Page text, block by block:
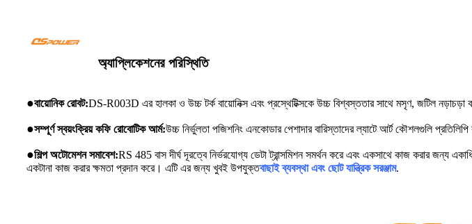
অ্যাপ্লিকেশনের পরিস্থিতি
●বায়োনিক রোবট:DS-R003D এর হালকা ও উচ্চ টর্ক বায়োনিক্স এবং প্রস্থেটিক্সকে উচ্চ বিশ্বস্ততার সাথে মসৃণ, জটিল
●সম্পূর্ণ স্বয়ংক্রিয় কফি রোবোটিক আর্ম:উচ্চ নির্ভুলতা পজিশনিং এনকোডার পেশাদার বারিস্তাদের ল্যাটে আর্ট কৌশলগুলি
●শিল্প অটোমেশন সমাবেশ:RS 485 বাস দীর্ঘ দূরত্বে নির্ভরযোগ্য ডেটা ট্রান্সমিশন সমর্থন করে এবং একসাথে কাজ করার জন্য
একটানা কাজ করার ক্ষমতা প্রদান করে। এটি এর জন্য খুবই উপযুক্তবাছাই ব্যবস্থা এবং ছোট যান্ত্রিক সরঞ্জাম.